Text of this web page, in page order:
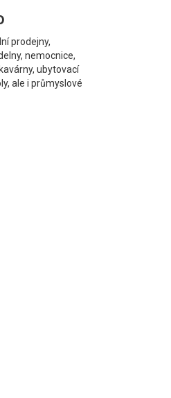
prodejny,
nemocnice,
ubytovací
ale i průmyslové